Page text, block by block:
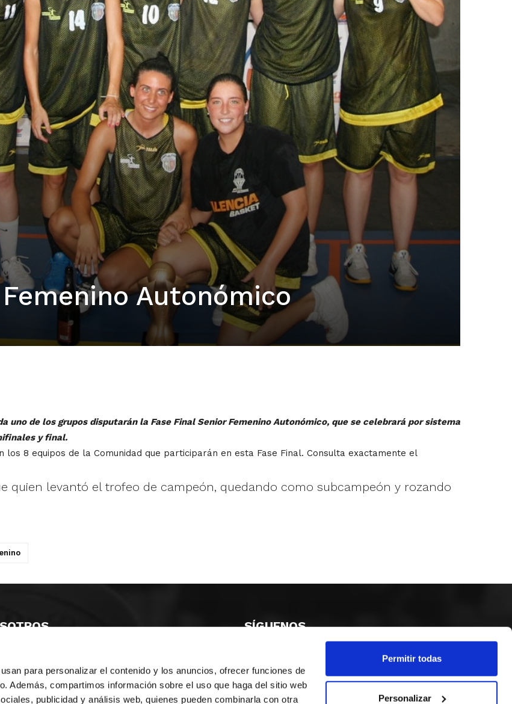
para personalizar el contenido y los anuncios, ofrecer funciones de
Además, compartimos información sobre el uso que haga del sitio web
publicidad y análisis web, quienes pueden combinarla con otra
Permitir todas
Personalizar
Autonómico
uno de los grupos disputarán la Fase Final Senior Femenino Autonómico, que se celebrará por sistema
y final.
8 equipos de la Comunidad que participarán en esta Fase Final. Consulta exactamente el
quien levantó el trofeo de campeón, quedando como subcampeón y rozando
DE POBLET 14 1ª 3º
DE MATANZAS 12
SÍGUENOS